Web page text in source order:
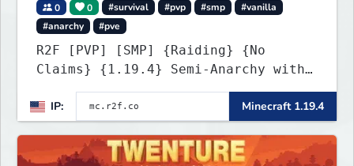
0 0 #survival #pvp #smp
#vanilla
#anarchy
#pve
R2F [PVP] [SMP] {Raiding} {No
Claims} {1.19.4} Semi-Anarchy with
NO HACKS
IP:
Minecraft 1.19.4